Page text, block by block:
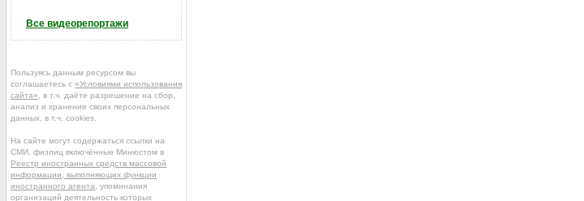
Все видеорепортажи
Пользуясь данным ресурсом вы
соглашаетесь с «Условиями использования
сайта» , в т.ч. даёте разрешение на сбор,
анализ и хранение своих персональных
данных, в т.ч. cookies.
На сайте могут содержаться ссылки на
СМИ, физлиц включённые Минюстом в
Реестр иностранных средств массовой
информации, выполняющих функции
иностранного агента , упоминания
организаций деятельность которых